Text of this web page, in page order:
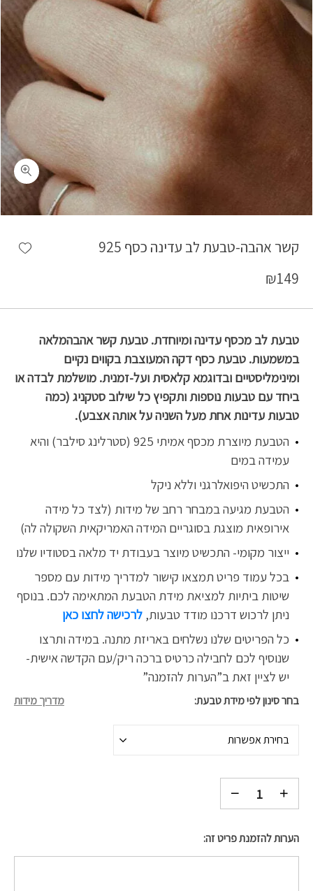
קשר אהבה-טבעת לב עדינה כסף 925
₪149
טבעת לב מכסף עדינה ומיוחדת. טבעת קשר אהבהמלאה
במשמעות. טבעת כסף דקה המעוצבת בקווים נקיים
ומינימליסטיים ובדוגמא קלאסית ועל-זמנית. מושלמת לבדה או
ביחד עם טבעות נוספות ותקפיץ כל שילוב סטקניג (כמה
טבעות עדינות אחת מעל השניה על אותה אצבע).
הטבעת מיוצרת מכסף אמיתי 925 (סטרלינג סילבר) והיא
עמידה במים
התכשיט היפואלרגני וללא ניקל
הטבעת מגיעה במבחר רחב של מידות (לצד כל מידה
אירופאית מוצגת בסוגריים המידה האמריקאית השקולה לה)
ייצור מקומי- התכשיט מיוצר בעבודת יד מלאה בסטודיו שלנו
בכל עמוד פריט תמצאו קישור למדריך מידות עם מספר
שיטות ביתיות למציאת מידת הטבעת המתאימה לכם. בנוסף
ניתן לרכוש דרכנו מודד טבעות, לרכישה לחצו כאן
כל הפריטים שלנו נשלחים באריזת מתנה. במידה ותרצו
שנוסיף לכם לחבילה כרטיס ברכה ריק/עם הקדשה אישית-
יש לציין זאת ב”הערות להזמנה”
בחר סינון לפי מידת טבעת מדריך מידות
בחירת אפשרות
הערות להזמנת פריט זה: